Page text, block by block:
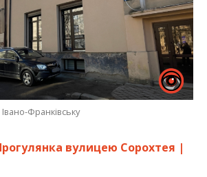
Франківську
вулицею Сорохтея |